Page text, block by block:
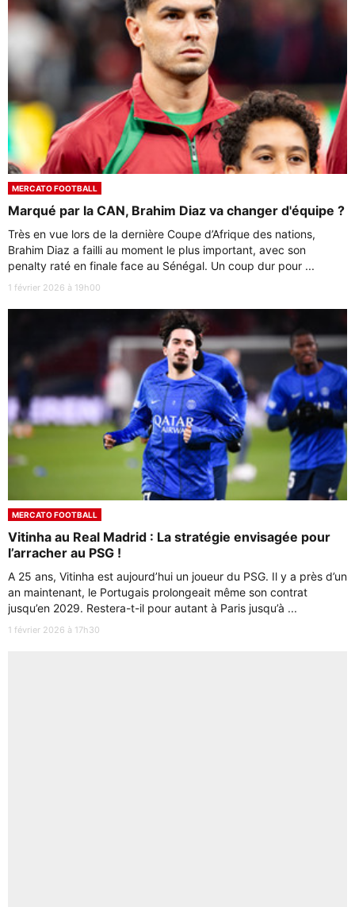
MERCATO FOOTBALL
Marqué par la CAN, Brahim Diaz va changer d'équipe ?
Très en vue lors de la dernière Coupe d’Afrique des nations,
Brahim Diaz a failli au moment le plus important, avec son
penalty raté en finale face au Sénégal. Un coup dur pour ...
1 février 2026 à 19h00
MERCATO FOOTBALL
Vitinha au Real Madrid : La stratégie envisagée pour
l’arracher au PSG !
A 25 ans, Vitinha est aujourd’hui un joueur du PSG. Il y a près d’un
an maintenant, le Portugais prolongeait même son contrat
jusqu’en 2029. Restera-t-il pour autant à Paris jusqu’à ...
1 février 2026 à 17h30